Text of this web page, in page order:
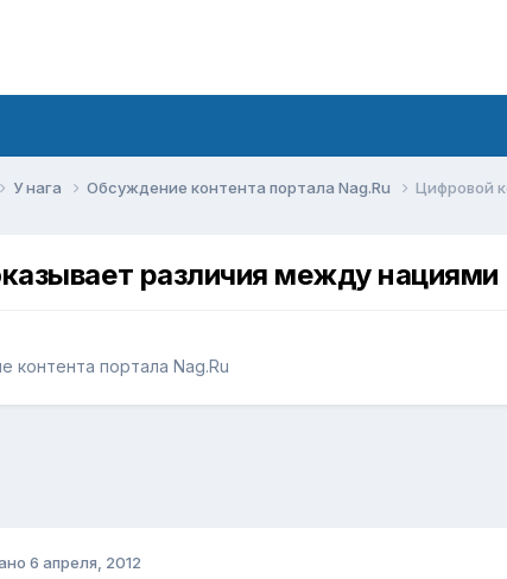
У нага Обсуждение контента портала Nag.Ru Цифровой
различия между нациями
контента портала Nag.Ru
6 апреля, 2012